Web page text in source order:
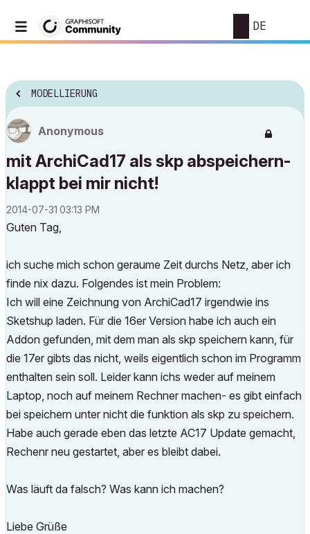
DE
MODELLIERUNG
Anonymous
mit ArchiCad17 als skp abspeichern-
klappt bei mir nicht!
‎2014-07-31 03:13 PM
Guten Tag,
ich suche mich schon geraume Zeit durchs Netz, aber ich
finde nix dazu. Folgendes ist mein Problem:
Ich will eine Zeichnung von ArchiCad17 irgendwie ins
Sketshup laden. Für die 16er Version habe ich auch ein
Addon gefunden, mit dem man als skp speichern kann, für
die 17er gibts das nicht, weils eigentlich schon im Programm
enthalten sein soll. Leider kann ichs weder auf meinem
Laptop, noch auf meinem Rechner machen- es gibt einfach
bei speichern unter nicht die funktion als skp zu speichern.
Habe auch gerade eben das letzte AC17 Update gemacht,
Rechenr neu gestartet, aber es bleibt dabei.
Was läuft da falsch? Was kann ich machen?
Liebe Grüße